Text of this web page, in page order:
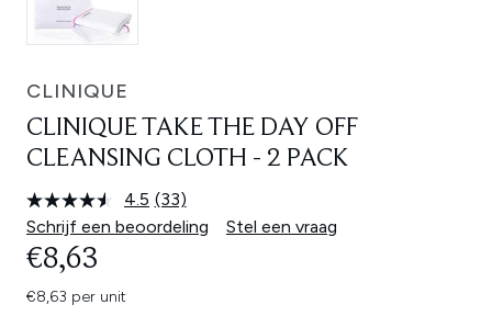
CLINIQUE
CLINIQUE TAKE THE DAY OFF
CLEANSING CLOTH - 2 PACK
4.5 Lees
33
beoordelingen.
(33)
Schrijf een beoordeling
Stel een vraag
€8,63
€8,63 per unit